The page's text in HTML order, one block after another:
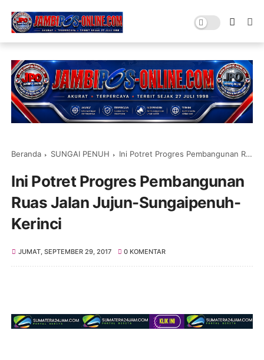
Beranda SUNGAI PENUH Ini Potret Progres Pembangunan Ruas Jalan Jujun-Sungaipenuh-Kerinci
Ini Potret Progres Pembangunan
Ruas Jalan Jujun-Sungaipenuh-
Kerinci
JUMAT, SEPTEMBER 29, 2017 0 KOMENTAR